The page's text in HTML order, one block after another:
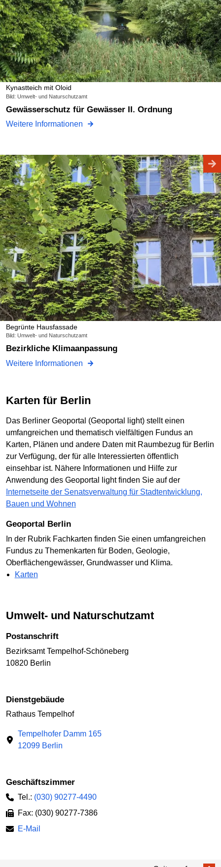
Kynastteich mit Oloid
Bild: Umwelt- und Naturschutzamt
Gewässerschutz für Gewässer II. Ordnung
Weitere Informationen
Begrünte Hausfassade
Bild: Umwelt- und Naturschutzamt
Bezirkliche Klimaanpassung
Weitere Informationen
Karten für Berlin
Das Berliner Geoportal (Geoportal light) stellt einen
umfangreichen und thematisch vielfältigen Fundus an
Karten, Plänen und andere Daten mit Raumbezug für Berlin
zur Verfügung, der für alle Interessierten öffentlich
einsehbar ist. Nähere Informationen und Hilfe zur
Anwendung des Geoportal light finden Sie auf der
Internetseite der Senatsverwaltung für Stadtentwicklung,
Bauen und Wohnen
Geoportal Berlin
In der Rubrik Fachkarten finden Sie einen umfangreichen
Fundus zu Themenkarten für Boden, Geologie,
Oberflächengewässer, Grundwasser und Klima.
Karten
Umwelt- und Naturschutzamt
Postanschrift
Bezirksamt Tempelhof-Schöneberg
10820 Berlin
Dienstgebäude
Rathaus Tempelhof
Tempelhofer Damm 165
12099 Berlin
Geschäftszimmer
Tel.: (030) 90277-4490
Fax: (030) 90277-7386
E-Mail